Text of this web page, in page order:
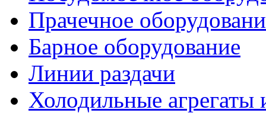
Прачечное
Барное оборудование
Линии раздачи
Холодильные агрегаты